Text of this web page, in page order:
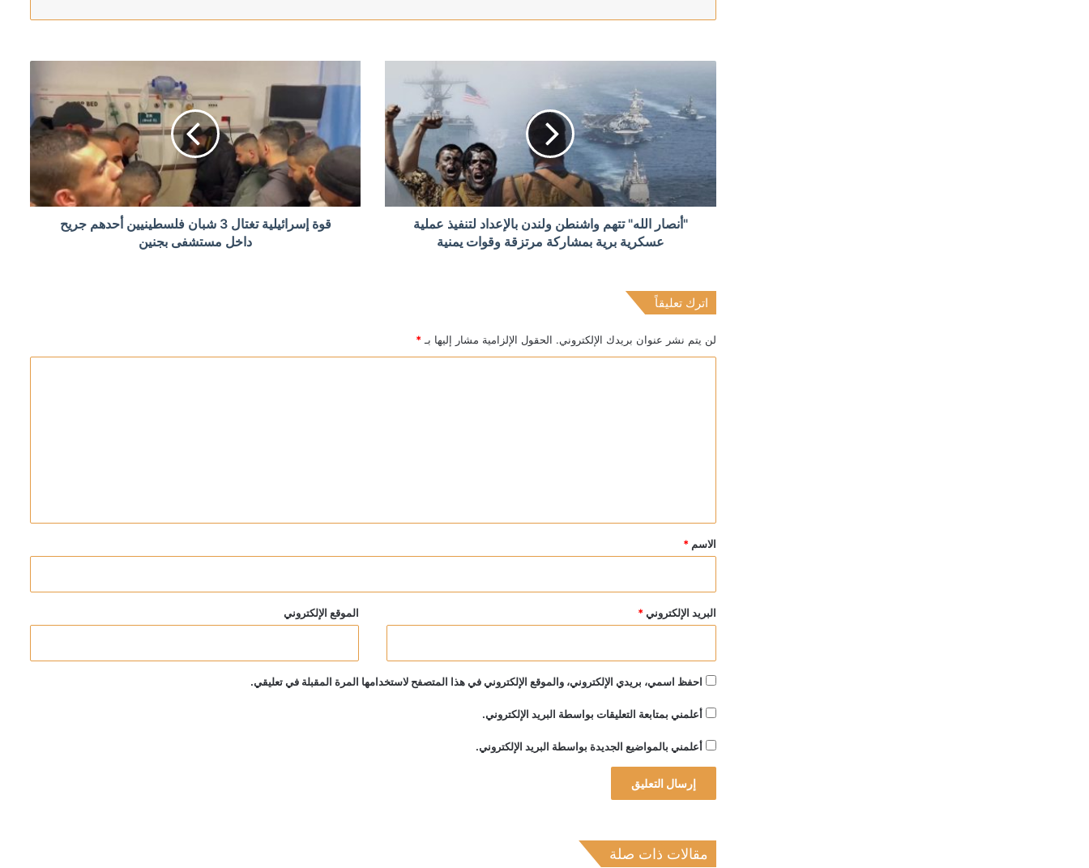
منذ 7 ساعات
المحكمة العليا البرازيلية تأذن بالتحقيق مع نجل الرئيس بتهمة الفساد
34 قتيلا إثر انفجار في منجم فحم غرب باكستان
منذ 7 ساعات
"أنصار الله" تتهم واشنطن ولندن بالإعداد لتنفيذ عملية
عسكرية برية بمشاركة مرتزقة وقوات يمنية
قوة إسرائيلية تغتال 3 شبان فلسطينيين أحدهم جريح
داخل مستشفى بجنين
اترك تعليقاً
لن يتم نشر عنوان بريدك الإلكتروني. الحقول الإلزامية مشار إليها بـ *
*
الاسم *
البريد الإلكتروني * الموقع الإلكتروني
احفظ اسمي، بريدي الإلكتروني، والموقع الإلكتروني في هذا المتصفح لاستخدامها المرة المقبلة في تعليقي.
أعلمني بمتابعة التعليقات بواسطة البريد الإلكتروني.
أعلمني بالمواضيع الجديدة بواسطة البريد الإلكتروني.
مقالات ذات صلة